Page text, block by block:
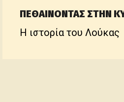
ΠΕΘΑΙΝΟΝΤΑΣ ΣΤΗΝ
Η ιστορία του Λούκας